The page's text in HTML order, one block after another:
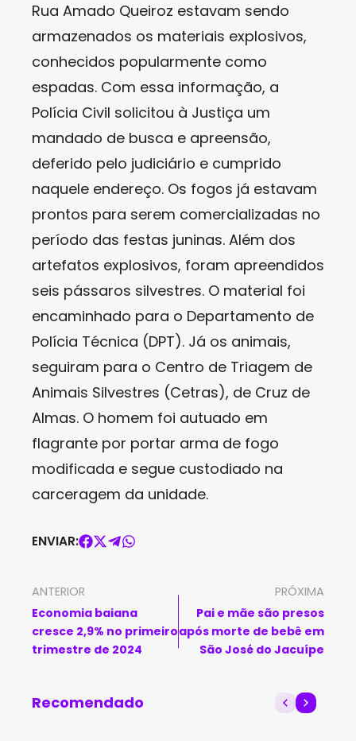
Rua Amado Queiroz estavam sendo
armazenados os materiais explosivos,
conhecidos popularmente como
espadas. Com essa informação, a
Polícia Civil solicitou à Justiça um
mandado de busca e apreensão,
deferido pelo judiciário e cumprido
naquele endereço. Os fogos já estavam
prontos para serem comercializadas no
período das festas juninas. Além dos
artefatos explosivos, foram apreendidos
seis pássaros silvestres. O material foi
encaminhado para o Departamento de
Polícia Técnica (DPT). Já os animais,
seguiram para o Centro de Triagem de
Animais Silvestres (Cetras), de Cruz de
Almas. O homem foi autuado em
flagrante por portar arma de fogo
modificada e segue custodiado na
carceragem da unidade.
ENVIAR:
ANTERIOR
Economia baiana
cresce 2,9% no primeiro
trimestre de 2024
PRÓXIMA
Pai e mãe são presos
após morte de bebê em
São José do Jacuípe
Recomendado